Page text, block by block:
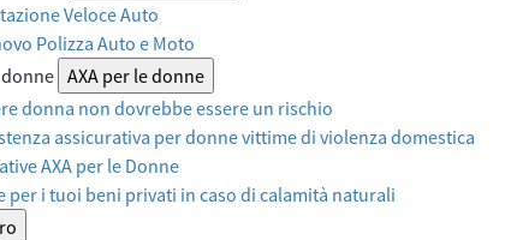
Veloce Auto
Polizza Auto e Moto
donne AXA per le donne
donna non dovrebbe essere un rischio
assicurativa per donne vittime di violenza domestica
AXA per le Donne
per i tuoi beni privati in caso di calamità naturali